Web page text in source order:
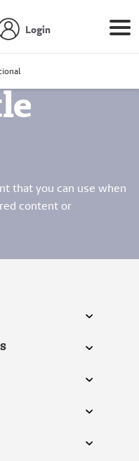
Login
that you can use when
content or